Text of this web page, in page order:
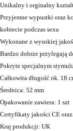
Unikalny i orginalny
Przyjemne wypustki oraz
kobiecie podczas sexu
Wykonane z wysokiej
Bardzo dobrze przylegają
Pokryte specjalnym
Całkowita długość ok. 18
Średnica: 52 mm
Opakowanie zawiera: 1 szt
Certyfikaty jakości CE
Kraj produkcji: UK